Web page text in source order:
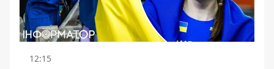
12:15